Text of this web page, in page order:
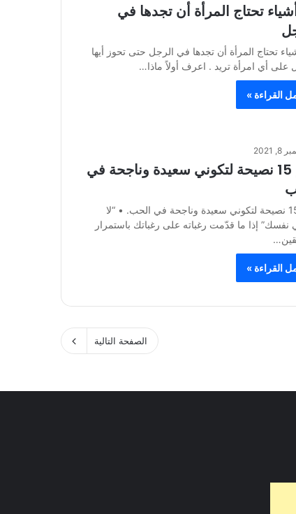
أشياء تحتاج المرأة أن تجدها في
أشياء تحتاج المرأة أن تجدها في الرجل حتى تحوز أيها
على أي امرأة تريد . اعرف أولاً ماذا…
القراءة »
2021
أهم 15 نصيحة لتكوني سعيدة وناجحة في
أهم 15 نصيحة لتكوني سعيدة وناجحة في الحب. • “لا
نفسك” إذا ما قدّمت رغباته على رغباتك باستمرار
القراءة »
الصفحة التالية